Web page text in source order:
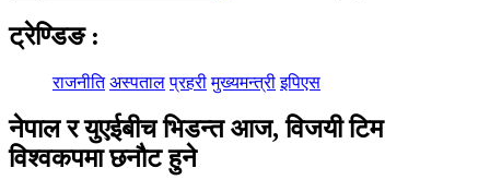
ट्रेण्डिङ :
राजनीति अस्पताल प्रहरी मुख्यमन्त्री इपिएस
नेपाल र युएईबीच भिडन्त आज, विजयी टिम
विश्वकपमा छनौट हुने